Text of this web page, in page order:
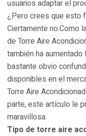
usuarios adaptar el
¿Pero crees que esto
Ciertamente no.Como
de Torre Aire
también ha
bastante obvio
disponibles en el
Torre Aire
parte, este artículo le
maravillosa.
Tipo de torre aire